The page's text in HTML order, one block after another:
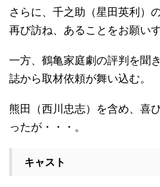
さらに、千之助（星田英利）
再び訪ね、あることをお願いす
一方、鶴亀家庭劇の評判を聞
誌から取材依頼が舞い込む。
熊田（西川忠志）を含め、喜
ったが・・・。
キャスト